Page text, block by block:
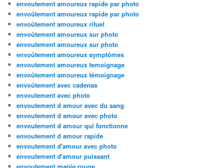
envoutement amoureux rapide par photo
envoûtement amoureux rapide par photo
envoûtement amoureux rituel
envoûtement amoureux sur photo
envoutement amoureux sur photo
envoûtement amoureux symptômes
envoutement amoureux temoignage
envoûtement amoureux témoignage
envoûtement avec cadenas
envoutement avec photo
envoutement d amour avec du sang
envoutement d amour avec photo
envoutement d amour qui fonctionne
envoutement d amour rapide
envoutement d'amour avec photo
envoutement d'amour puissant